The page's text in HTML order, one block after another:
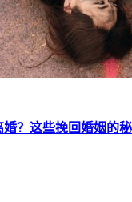
婚？这些挽回婚姻的